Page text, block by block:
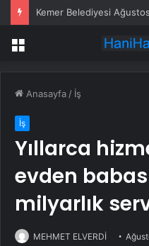
Kemer Belediyesi Ağustos
Menü
Anasayfa / İş
İş
Yıllarca
evden babası
milyarlık
MEHMET ELVERDİ